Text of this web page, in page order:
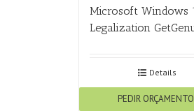
Microsoft Windows
Legalization
Details
PEDIR